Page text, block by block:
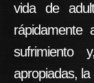
vida de
sufrimiento
apropiadas,